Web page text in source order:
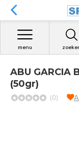
menu
ABU GARCIA
(50gr)
(0)